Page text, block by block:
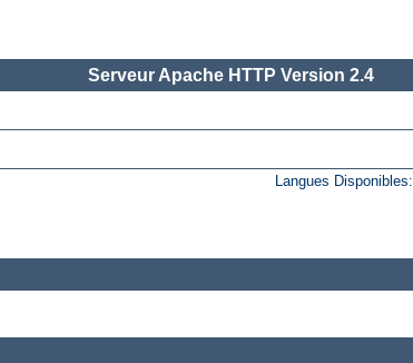
Serveur Apache HTTP Version 2.4
Langues Disponibles: